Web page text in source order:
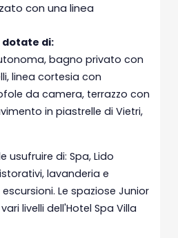
con una linea
dotate di:
bagno privato con
linea cortesia con
da camera, terrazzo con
in piastrelle di Vietri,
usufruire di: Spa, Lido
lavanderia e
Le spaziose Junior
livelli dell'Hotel Spa Villa